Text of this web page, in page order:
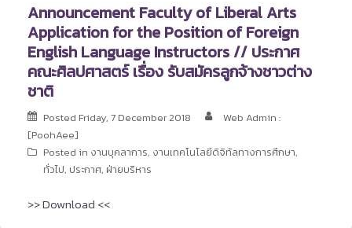
Announcement Faculty of Liberal Arts
Application for the Position of Foreign
English Language Instructors // ประกาศ
คณะศิลปศาสตร์ เรื่อง รับสมัครลูกจ้างชาวต่าง
ชาติ
Posted Friday, 7 December 2018
Web Admin :
[PoohAee]
Posted in งานบุคลาการ, งานเทคโนโลยีดิจิทัลทางการศึกษา,
ทั่วไป, ประกาศ, ฝ่ายบริหาร
>> Download <<